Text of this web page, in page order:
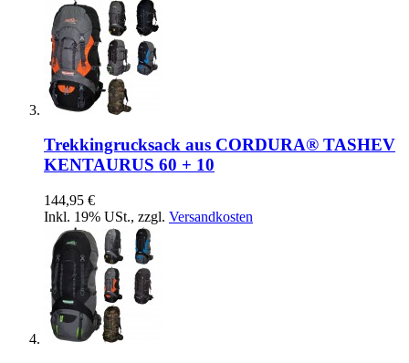
Trekkingrucksack aus CORDURA® TASHEV
KENTAURUS 60 + 10
144,95 €
Inkl. 19% USt., zzgl. Versandkosten